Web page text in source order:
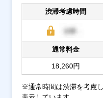
渋滞考慮時間
通常料金
18,260円
※通常時間は渋滞を考慮